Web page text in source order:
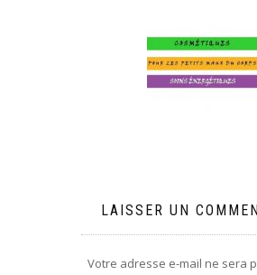
LAISSER UN
Votre adresse e-mail ne sera